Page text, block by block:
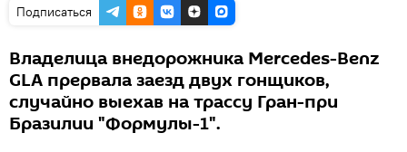
Подписаться
Владелица внедорожника Mercedes-Benz
GLA прервала заезд двух гонщиков,
случайно выехав на трассу Гран-при
Бразилии "Формулы-1".